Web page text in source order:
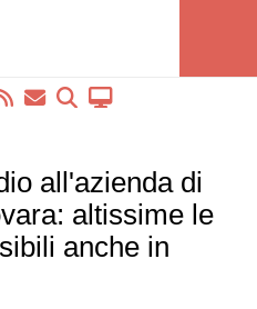
all'azienda di
altissime le
anche in